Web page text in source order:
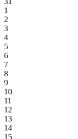
1
2
3
4
5
6
7
8
9
10
11
12
13
14
15